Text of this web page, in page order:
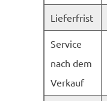
Lieferfrist
Service
nach dem
Verkauf